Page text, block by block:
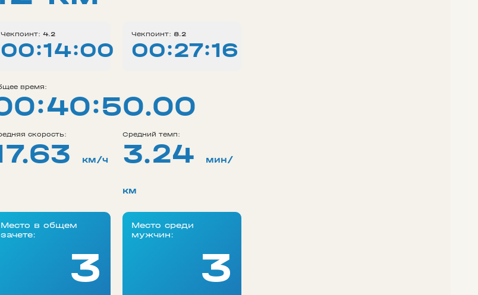
Чекпоинт: 4.2
00:14:00
Чекпоинт: 8.2
00:27:16
время:
скорость:
км/ч
Средний темп:
3.24 мин/
км
Место в общем
зачете:
3
Место среди
мужчин:
3